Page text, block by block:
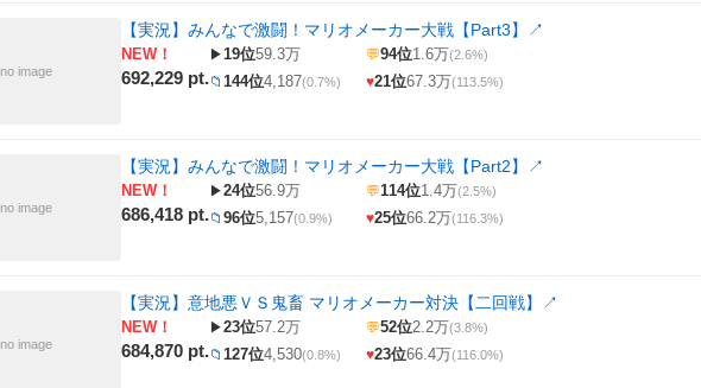
no image
【実況】みんなで激闘！マリオメーカー大戦【Part3】 ↗
NEW！
692,229 pt.
▶19位59.3万 💬94位1.6万(2.6%)
📁 144位4,187(0.7%) ♥21位67.3万(113.5%)
no image
【実況】みんなで激闘！マリオメーカー大戦【Part2】 ↗
NEW！
686,418 pt.
▶24位56.9万 💬114位1.4万(2.5%)
📁 96位5,157(0.9%) ♥25位66.2万(116.3%)
no image
【実況】意地悪ＶＳ鬼畜 マリオメーカー対決【二回戦】 ↗
NEW！
684,870 pt.
▶23位57.2万 💬52位2.2万(3.8%)
📁 127位4,530(0.8%) ♥23位66.4万(116.0%)